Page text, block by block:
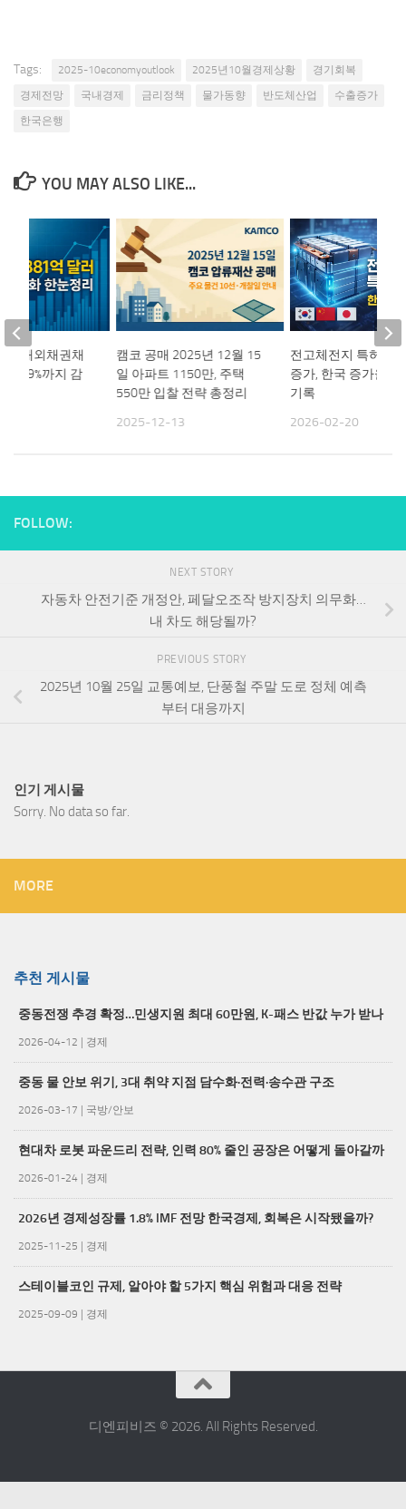
Tags: 2025-10economyoutlook 2025년10월경제상황
경기회복
경제전망
국내경제 금리정책 물가동향 반도체산업
수출증가
한국은행
YOU MAY ALSO LIKE...
캠코 공매 2025년 12월 15
일 아파트 1150만, 주택
550만 입찰 전략 총정리
2025-12-13
전고체전지 특허출
증가, 한국 증가율
기록
2026-02-20
기 대외채권채
21.9%까지 감
FOLLOW:
NEXT STORY
자동차 안전기준 개정안, 페달오조작 방지장치 의무화…
내 차도 해당될까?
PREVIOUS STORY
2025년 10월 25일 교통예보, 단풍철 주말 도로 정체 예측
부터 대응까지
인기 게시물
Sorry. No data so far.
MORE
추천 게시물
중동전쟁 추경 확정…민생지원 최대 60만원, K-패스 반값 누가 받나
2026-04-12 | 경제
중동 물 안보 위기, 3대 취약 지점 담수화·전력·송수관 구조
2026-03-17 | 국방/안보
현대차 로봇 파운드리 전략, 인력 80% 줄인 공장은 어떻게 돌아갈까
2026-01-24 | 경제
2026년 경제성장률 1.8% IMF 전망 한국경제, 회복은 시작됐을까?
2025-11-25 | 경제
스테이블코인 규제, 알아야 할 5가지 핵심 위험과 대응 전략
2025-09-09 | 경제
디엔피비즈 © 2026. All Rights Reserved.